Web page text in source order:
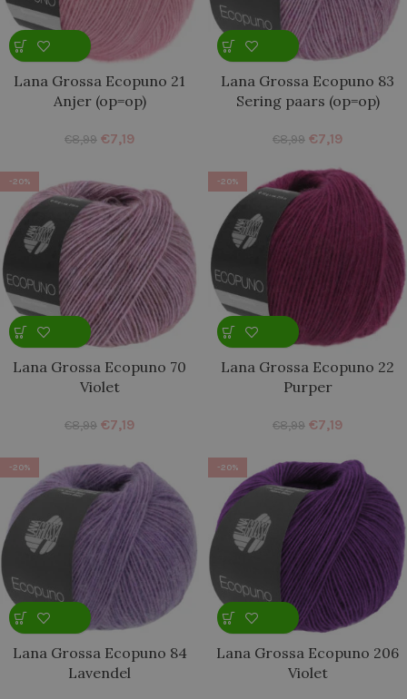
Lana Grossa Ecopuno 21
Anjer (op=op)
€8,99 €7,19
Lana Grossa Ecopuno 83
Sering paars (op=op)
€8,99 €7,19
-20%
Lana Grossa Ecopuno 70
Violet
€8,99 €7,19
-20%
Lana Grossa Ecopuno 22
Purper
€8,99 €7,19
-20%
Lana Grossa Ecopuno 84
Lavendel
-20%
Lana Grossa Ecopuno 206
Violet